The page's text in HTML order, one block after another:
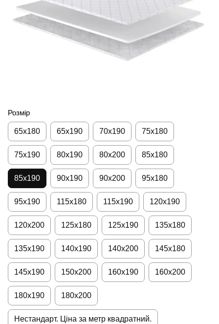
Розмір
65х180 65х190 70x190 75х180
75х190 80х190 80х200 85х180
85х190 90х190 90х200 95х180
95х190 115х180 115х190 120х190
120х200 125х180 125х190 135х180
135х190 140х190 140х200 145х180
145х190 150х200 160х190 160х200
180х190 180х200
Нестандарт. Ціна за метр квадратний.